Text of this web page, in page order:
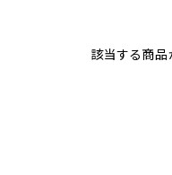
該当する商品